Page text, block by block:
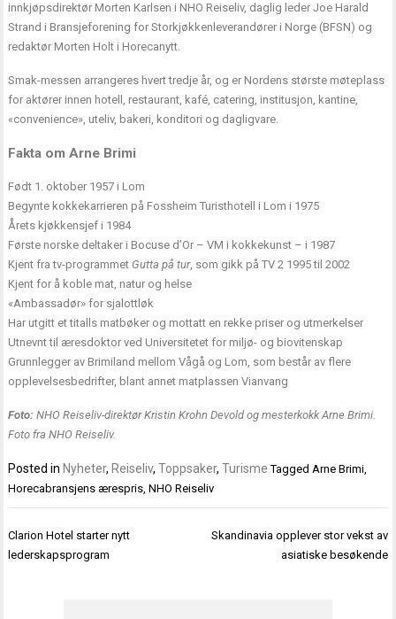
innkjøpsdirektør Morten Karlsen i NHO Reiseliv, daglig leder Joe Harald
Strand i Bransjeforening for Storkjøkkenleverandører i Norge (BFSN) og
redaktør Morten Holt i Horecanytt.
Smak-messen arrangeres hvert tredje år, og er Nordens største møteplass
for aktører innen hotell, restaurant, kafé, catering, institusjon, kantine,
«convenience», uteliv, bakeri, konditori og dagligvare.
Fakta om Arne Brimi
Født 1. oktober 1957 i Lom
Begynte kokkekarrieren på Fossheim Turisthotell i Lom i 1975
Årets kjøkkensjef i 1984
Første norske deltaker i Bocuse d’Or – VM i kokkekunst – i 1987
Kjent fra tv-programmet Gutta på tur, som gikk på TV 2 1995 til 2002
Kjent for å koble mat, natur og helse
«Ambassadør» for sjalottløk
Har utgitt et titalls matbøker og mottatt en rekke priser og utmerkelser
Utnevnt til æresdoktor ved Universitetet for miljø- og biovitenskap
Grunnlegger av Brimiland mellom Vågå og Lom, som består av flere
opplevelsesbedrifter, blant annet matplassen Vianvang
Foto: NHO Reiseliv-direktør Kristin Krohn Devold og mesterkokk Arne Brimi.
Foto fra NHO Reiseliv.
Posted in Nyheter, Reiseliv,Toppsaker,Turisme TaggedArne Brimi,
Horecabransjens ærespris,NHO Reiseliv
Innleggsnavigasjon
Clarion Hotel starter nytt
lederskapsprogram
Skandinavia opplever stor vekst av
asiatiske besøkende